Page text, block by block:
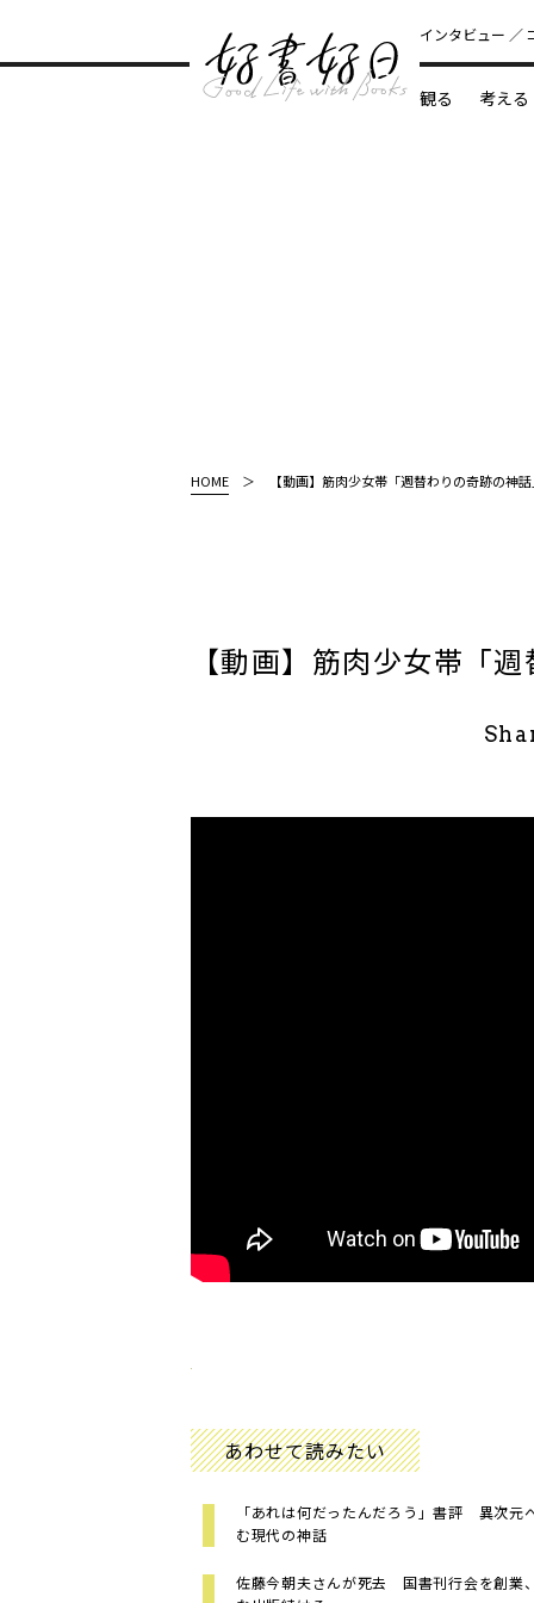
インタビュー
観る 考える
HOME 【動画】筋肉少女帯「週替わりの奇跡の神話
【動画】筋肉少女帯「
あわせて読みたい
「あれは何だったんだろう」書評 異次元
む現代の神話
佐藤今朝夫さんが死去 国書刊行会を創業